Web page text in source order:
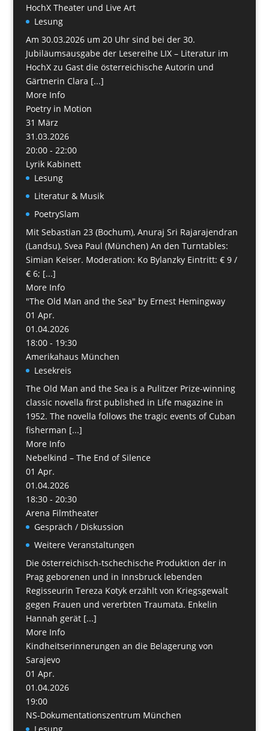
HochX Theater und Live Art
Lesung
Am 30.03.2026 um 20 Uhr sind bei der 30.
Jubiläumsausgabe der Lesereihe LIX – Literatur im
HochX zu Gast die österreichische Autorin und
Gärtnerin Clara [...]
More Info
Poetry in Motion
31 März
31.03.2026
20:00 - 22:00
Lyrik Kabinett
Lesung
Literatur & Musik
PoetrySlam
Mit Sebastian 23 (Bochum), Anuraj Sri Rajarajendran
(Landsu), Svea Paul (München) An den Turntables:
Simian Keiser. Moderation: Ko Bylanzky Eintritt: € 9 /
€ 6; [...]
More Info
"The Old Man and the Sea" by Ernest Hemingway
01 Apr.
01.04.2026
18:00 - 19:30
Amerikahaus München
Lesekreis
The Old Man and the Sea is a Pulitzer Prize-winning
classic novella first published in Life magazine in
1952. The novella follows the tragic events of Cuban
fisherman [...]
More Info
Nebelkind – The End of Silence
01 Apr.
01.04.2026
18:30 - 20:30
Arena Filmtheater
Gespräch / Diskussion
Weitere Veranstaltungen
Die österreichisch-tschechische Produktion der in
Prag geborenen und in Innsbruck lebenden
Regisseurin Tereza Kotyk erzählt von Kriegsgewalt
gegen Frauen und vererbten Traumata. Enkelin
Hannah gerät [...]
More Info
Kindheitserinnerungen an die Belagerung von
Sarajevo
01 Apr.
01.04.2026
19:00
NS-Dokumentationszentrum München